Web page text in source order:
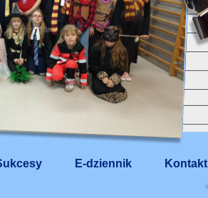
E-dziennik Kontakt